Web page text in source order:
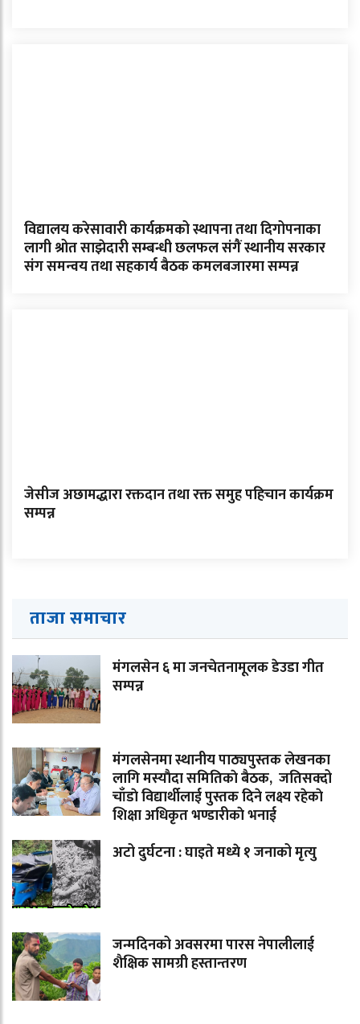
विद्यालय करेसावारी कार्यक्रमको स्थापना तथा दिगोपनाका
लागी श्रोत साझेदारी सम्बन्धी छलफल संगैं स्थानीय सरकार
संग समन्वय तथा सहकार्य बैठक कमलबजारमा सम्पन्न
जेसीज अछामद्धारा रक्तदान तथा रक्त समुह पहिचान कार्यक्रम
सम्पन्न
ताजा समाचार
मंगलसेन ६ मा जनचेतनामूलक डेउडा गीत
सम्पन्न
मंगलसेनमा स्थानीय पाठ्यपुस्तक लेखनका
लागि मस्याैदा समितिकाे बैठक, जतिसक्दो
चाँडाे विद्यार्थीलाई पुस्तक दिने लक्ष्य रहेकाे
शिक्षा अधिकृत भण्डारीकाे भनाई
अटो दुर्घटना : घाइते मध्ये १ जनाको मृत्यु
जन्मदिनको अवसरमा पारस नेपालीलाई
शैक्षिक सामग्री हस्तान्तरण